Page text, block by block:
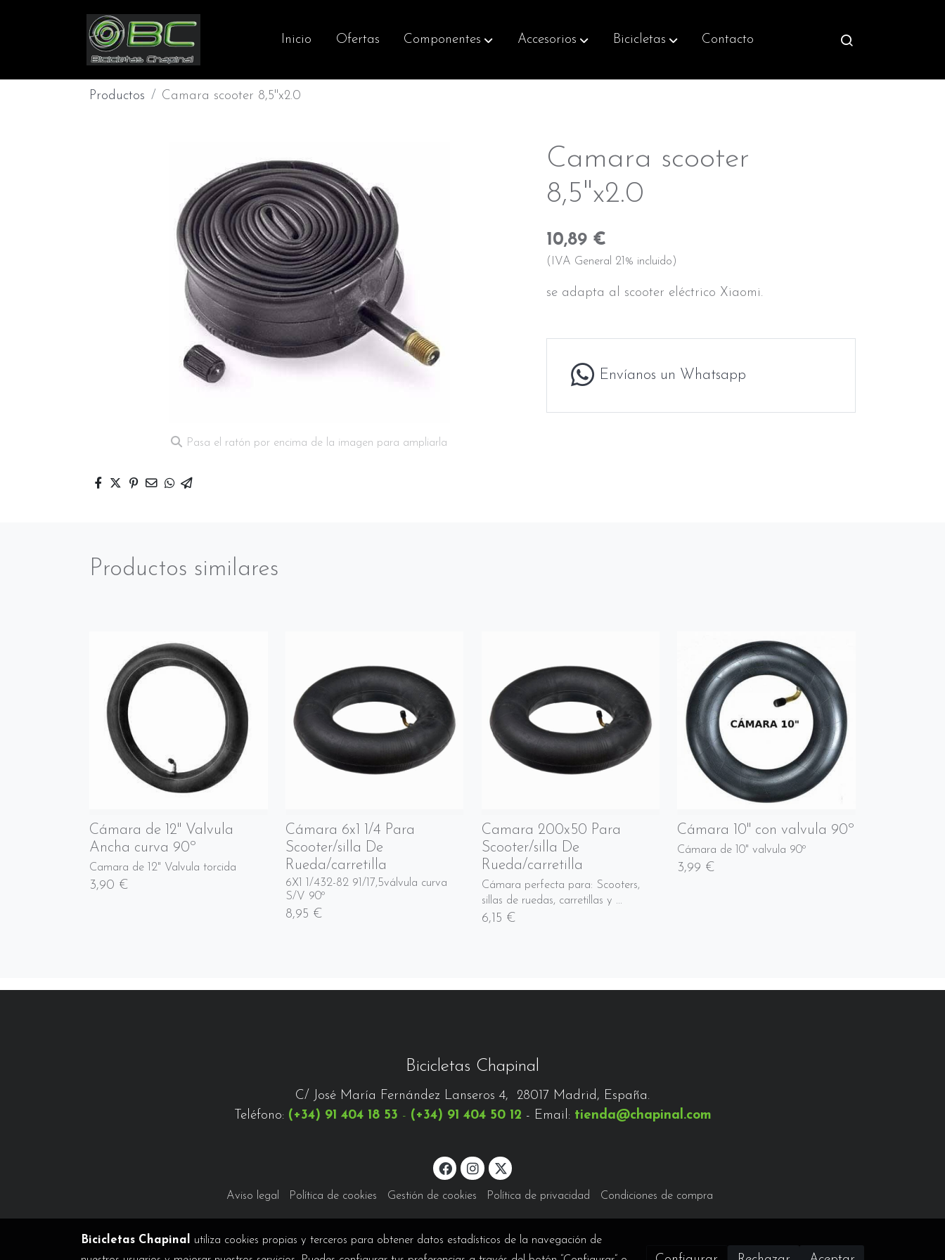
Inicio Ofertas Componentes Accesorios Bicicletas Contacto
Productos Camara scooter 8,5"x2.0
Pasa el ratón por encima de la imagen para ampliarla
Camara scooter
8,5"x2.0
10,89 €
(IVA General 21% incluido)
se adapta al scooter eléctrico Xiaomi.
Envíanos un Whatsapp
Productos similares
Cámara de 12" Valvula
Ancha curva 90º
Camara de 12" Valvula torcida
3,90 €
Cámara 6x1 1/4 Para
Scooter/silla De
Rueda/carretilla
6X1 1/432-82 91/17,5válvula curva
S/V 90º
8,95 €
Camara 200x50 Para
Scooter/silla De
Rueda/carretilla
Cámara perfecta para: Scooters,
sillas de ruedas, carretillas y ...
6,15 €
Cámara 10" con valvula 90º
Cámara de 10" valvula 90º
3,99 €
Bicicletas Chapinal
C/ José María Fernández Lanseros 4, 28017 Madrid, España.
Teléfono: (+34) 91 404 18 53 - (+34) 91 404 50 12 - Email: tienda@chapinal.com
Aviso legal Política de cookies Gestión de cookies Política de privacidad Condiciones de compra
Bicicletas Chapinal utiliza cookies propias y terceros para obtener datos estadísticos de la navegación de